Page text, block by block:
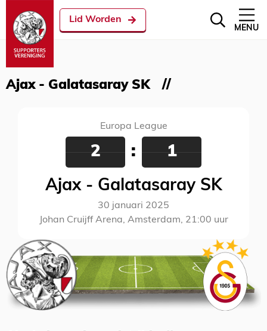
Lid Worden
MENU
Ajax - Galatasaray SK
Europa League
2 : 1
Ajax - Galatasaray SK
30 januari 2025
Johan Cruijff Arena, Amsterdam, 21:00 uur